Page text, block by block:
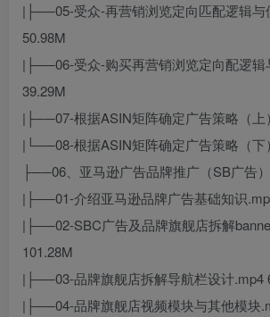
|├──05-受众-再营销浏览定向匹配逻辑与
50.98M
|├──06-受众-购买再营销浏览定向配逻辑
39.29M
|├──07-根据ASIN矩阵确定广告策略（上
|└──08-根据ASIN矩阵确定广告策略（下
├──06、亚马逊广告品牌推广（SB广告
|├──01-介绍亚马逊品牌广告基础知识
|├──02-SBC广告及品牌旗舰店拆解
101.28M
|├──03-品牌旗舰店拆解导航栏设计.mp4
|├──04-品牌旗舰店视频模块与其他模块